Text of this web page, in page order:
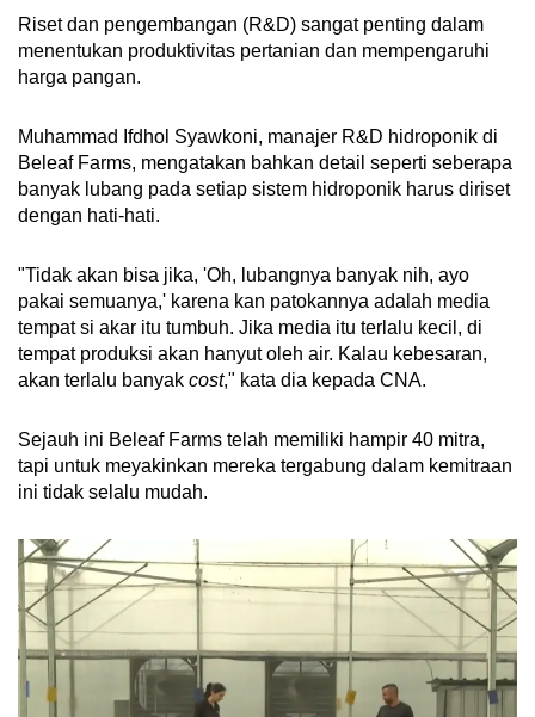
Riset dan pengembangan (R&D) sangat penting dalam
menentukan produktivitas pertanian dan mempengaruhi
harga pangan.
Muhammad Ifdhol Syawkoni, manajer R&D hidroponik di
Beleaf Farms, mengatakan bahkan detail seperti seberapa
banyak lubang pada setiap sistem hidroponik harus diriset
dengan hati-hati.
"Tidak akan bisa jika, 'Oh, lubangnya banyak nih, ayo
pakai semuanya,' karena kan patokannya adalah media
tempat si akar itu tumbuh. Jika media itu terlalu kecil, di
tempat produksi akan hanyut oleh air. Kalau kebesaran,
akan terlalu banyak cost," kata dia kepada CNA.
Sejauh ini Beleaf Farms telah memiliki hampir 40 mitra,
tapi untuk meyakinkan mereka tergabung dalam kemitraan
ini tidak selalu mudah.